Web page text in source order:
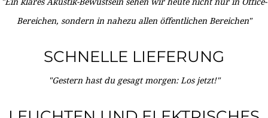
Bereichen, sondern in nahezu allen öffentlichen Bereichen"
SCHNELLE LIEFERUNG
"Gestern hast du gesagt morgen: Los jetzt!"